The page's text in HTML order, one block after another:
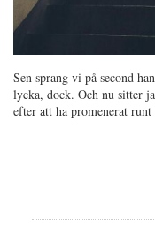
Sen sprang vi på second
lycka, dock. Och nu sitter
efter att ha promenerat